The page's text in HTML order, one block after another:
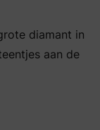
diamant in
aan de